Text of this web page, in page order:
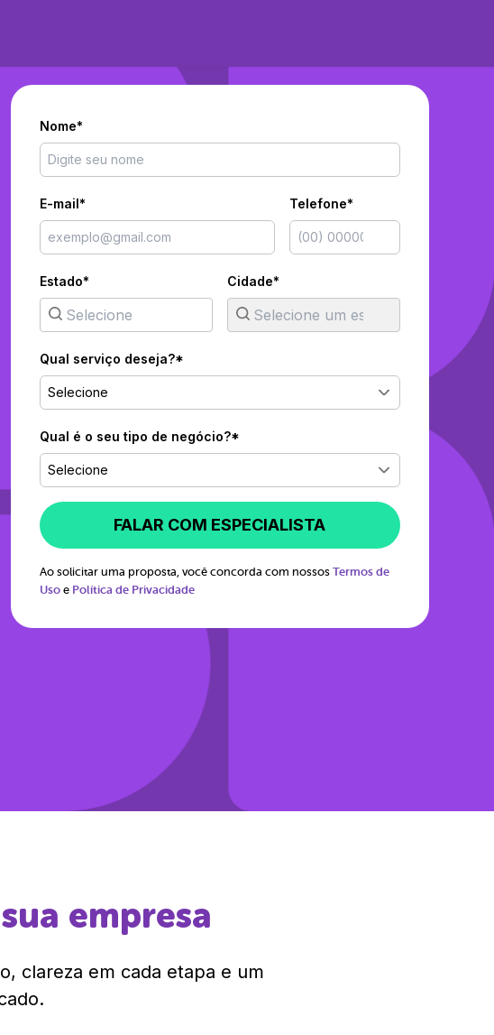
Nome*
E-mail* Telefone*
Estado* Cidade*
Qual serviço deseja?*
Selecione
Qual é o seu tipo de negócio?*
Selecione
FALAR COM ESPECIALISTA
Ao solicitar uma proposta, você concorda com nossos Termos de
Uso e Política de Privacidade
empresa
clareza em cada etapa e um